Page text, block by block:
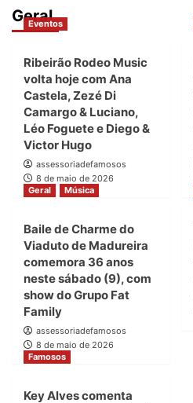
Geral
Eventos
Ribeirão Rodeo Music
volta hoje com Ana
Castela, Zezé Di
Camargo & Luciano,
Léo Foguete e Diego &
Victor Hugo
assessoriadefamosos
8 de maio de 2026
Geral
Música
Baile de Charme do
Viaduto de Madureira
comemora 36 anos
neste sábado (9), com
show do Grupo Fat
Family
assessoriadefamosos
8 de maio de 2026
Famosos
Key Alves comenta